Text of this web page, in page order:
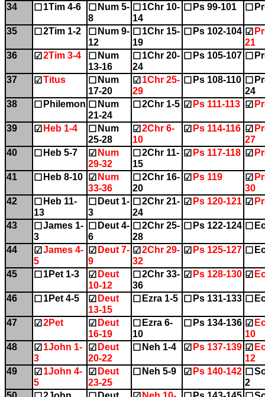
34
☐ 1Tim 4-6 ☐ Num 5-
8
☐ 1Chr 10-
14
☐ Ps 99-101 ☐
35 ☐ 2Tim 1-2 ☐ Num 9-
12
☐ 1Chr 15-
19
☐ Ps 102-104 ☑
21
36
☑ 2Tim 3-4 ☐ Num
13-16
☐ 1Chr 20-
24
☐ Ps 105-107 ☐
37 ☑ Titus ☐ Num
17-20
☑ 1Chr 25-
29
☐ Ps 108-110 ☐
24
38
☐ Philemon ☐ Num
21-24
☐ 2Chr 1-5 ☑ Ps 111-113 ☑
39 ☑ Heb 1-4 ☐ Num
25-28
☑ 2Chr 6-
10
☑ Ps 114-116 ☑
27
40
☐ Heb 5-7 ☑ Num
29-32
☐ 2Chr 11-
15
☑ Ps 117-118 ☑
41 ☐ Heb 8-10 ☑ Num
33-36
☐ 2Chr 16-
20
☑ Ps 119 ☑
30
42
☐ Heb 11-
13
☐ Deut 1-
3
☐ 2Chr 21-
24
☑ Ps 120-121 ☑
43 ☐ James 1-
3
☐ Deut 4-
6
☐ 2Chr 25-
28
☐ Ps 122-124 ☐
44 ☑ James 4-
5
☑ Deut 7-
9
☑ 2Chr 29-
32
☑ Ps 125-127 ☐
45 ☐ 1Pet 1-3 ☑ Deut
10-12
☐ 2Chr 33-
36
☑ Ps 128-130 ☑
46 ☐ 1Pet 4-5 ☑ Deut
13-15
☐ Ezra 1-5 ☐ Ps 131-133 ☐
47 ☑ 2Pet ☑ Deut
16-19
☐ Ezra 6-
10
☐ Ps 134-136 ☑
10
48
☑ 1John 1-
3
☑ Deut
20-22
☐ Neh 1-4 ☑ Ps 137-139 ☑
12
49
☑ 1John 4-
5
☑ Deut
23-25
☐ Neh 5-9 ☑ Ps 140-142 ☐
2